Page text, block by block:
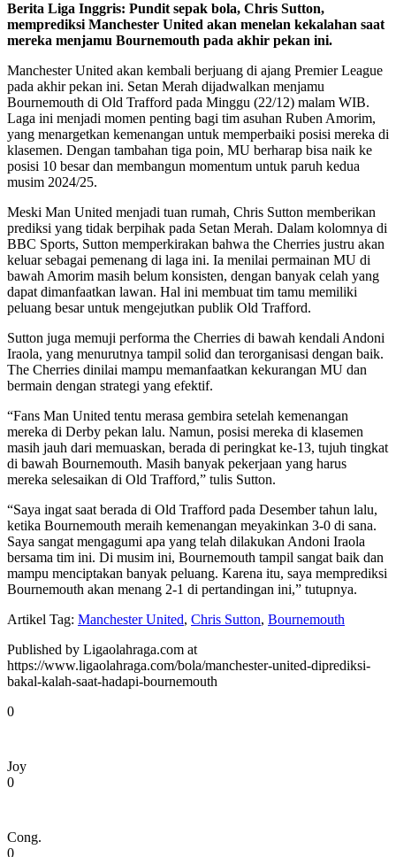
Berita Liga Inggris: Pundit sepak bola, Chris Sutton,
memprediksi Manchester United akan menelan kekalahan saat
mereka menjamu Bournemouth pada akhir pekan ini.
Manchester United akan kembali berjuang di ajang Premier League
pada akhir pekan ini. Setan Merah dijadwalkan menjamu
Bournemouth di Old Trafford pada Minggu (22/12) malam WIB.
Laga ini menjadi momen penting bagi tim asuhan Ruben Amorim,
yang menargetkan kemenangan untuk memperbaiki posisi mereka di
klasemen. Dengan tambahan tiga poin, MU berharap bisa naik ke
posisi 10 besar dan membangun momentum untuk paruh kedua
musim 2024/25.
Meski Man United menjadi tuan rumah, Chris Sutton memberikan
prediksi yang tidak berpihak pada Setan Merah. Dalam kolomnya di
BBC Sports, Sutton memperkirakan bahwa the Cherries justru akan
keluar sebagai pemenang di laga ini. Ia menilai permainan MU di
bawah Amorim masih belum konsisten, dengan banyak celah yang
dapat dimanfaatkan lawan. Hal ini membuat tim tamu memiliki
peluang besar untuk mengejutkan publik Old Trafford.
Sutton juga memuji performa the Cherries di bawah kendali Andoni
Iraola, yang menurutnya tampil solid dan terorganisasi dengan baik.
The Cherries dinilai mampu memanfaatkan kekurangan MU dan
bermain dengan strategi yang efektif.
“Fans Man United tentu merasa gembira setelah kemenangan
mereka di Derby pekan lalu. Namun, posisi mereka di klasemen
masih jauh dari memuaskan, berada di peringkat ke-13, tujuh tingkat
di bawah Bournemouth. Masih banyak pekerjaan yang harus
mereka selesaikan di Old Trafford,” tulis Sutton.
“Saya ingat saat berada di Old Trafford pada Desember tahun lalu,
ketika Bournemouth meraih kemenangan meyakinkan 3-0 di sana.
Saya sangat mengagumi apa yang telah dilakukan Andoni Iraola
bersama tim ini. Di musim ini, Bournemouth tampil sangat baik dan
mampu menciptakan banyak peluang. Karena itu, saya memprediksi
Bournemouth akan menang 2-1 di pertandingan ini,” tutupnya.
Artikel Tag: Manchester United, Chris Sutton, Bournemouth
Published by Ligaolahraga.com at
https://www.ligaolahraga.com/bola/manchester-united-diprediksi-
bakal-kalah-saat-hadapi-bournemouth
0
Joy
0
Cong.
0